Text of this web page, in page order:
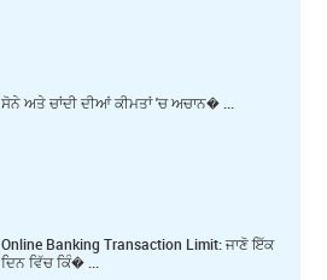
ਸੋਨੇ ਅਤੇ ਚਾਂਦੀ ਦੀਆਂ ਕੀਮਤਾਂ 'ਚ ਅਚਾਨ� ...
Online Banking Transaction Limit: ਜਾਣੋ ਇੱਕ
ਦਿਨ ਵਿੱਚ ਕਿੰ� ...